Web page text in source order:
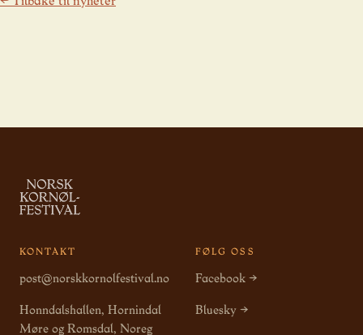
KONTAKT
post@norskkornolfestival.no
Honndalshallen, Hornindal
Møre og Romsdal, Noreg
FØLG OSS
Facebook →
Bluesky →